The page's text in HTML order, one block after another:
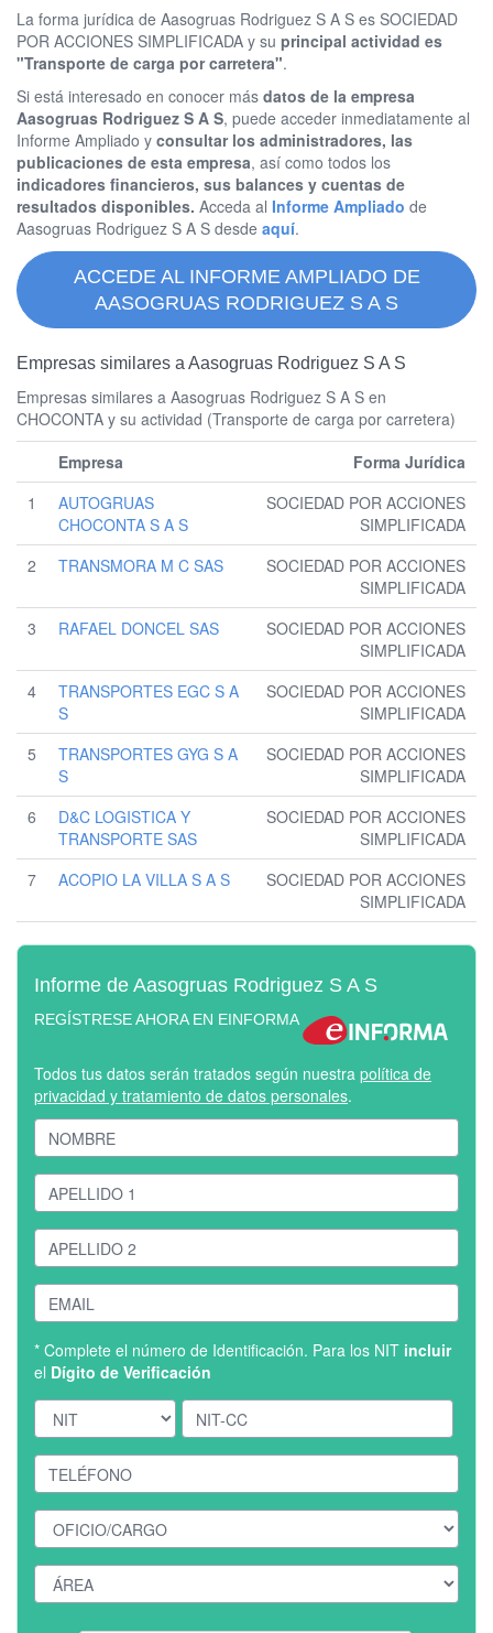
La forma jurídica de Aasogruas Rodriguez S A S es SOCIEDAD
POR ACCIONES SIMPLIFICADA y su principal actividad es
"Transporte de carga por carretera".
Si está interesado en conocer más datos de la empresa
Aasogruas Rodriguez S A S, puede acceder inmediatamente al
Informe Ampliado y consultar los administradores, las
publicaciones de esta empresa, así como todos los
indicadores financieros, sus balances y cuentas de
resultados disponibles. Acceda al Informe Ampliado de
Aasogruas Rodriguez S A S desde aquí.
ACCEDE AL INFORME AMPLIADO DE
AASOGRUAS RODRIGUEZ S A S
Empresas similares a Aasogruas Rodriguez S A S
Empresas similares a Aasogruas Rodriguez S A S en
CHOCONTA y su actividad (Transporte de carga por carretera)
Empresa
Forma Jurídica
1
AUTOGRUAS
CHOCONTA S A S
SOCIEDAD POR ACCIONES
SIMPLIFICADA
2
TRANSMORA M C SAS
SOCIEDAD POR ACCIONES
SIMPLIFICADA
3
RAFAEL DONCEL SAS
SOCIEDAD POR ACCIONES
SIMPLIFICADA
4
TRANSPORTES EGC S A
S
SOCIEDAD POR ACCIONES
SIMPLIFICADA
5
TRANSPORTES GYG S A
S
SOCIEDAD POR ACCIONES
SIMPLIFICADA
6
D&C LOGISTICA Y
TRANSPORTE SAS
SOCIEDAD POR ACCIONES
SIMPLIFICADA
7
ACOPIO LA VILLA S A S
SOCIEDAD POR ACCIONES
SIMPLIFICADA
Informe de Aasogruas Rodriguez S A S
REGÍSTRESE AHORA EN EINFORMA
Todos tus datos serán tratados según nuestra política de
privacidad y tratamiento de datos personales.
* Complete el número de Identificación. Para los NIT incluir
el Dígito de Verificación